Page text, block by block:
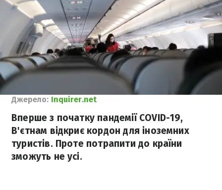
Джерело: Inquirer.net
Вперше з початку пандемії COVID-19,
В'єтнам відкриє кордон для іноземних
туристів. Проте потрапити до країни
зможуть не усі.